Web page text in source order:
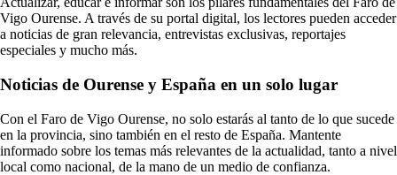
Vigo Ourense. A través de su portal digital, los lectores pueden acceder
a noticias de gran relevancia, entrevistas exclusivas, reportajes
especiales y mucho más.
Noticias de Ourense y España en un solo lugar
Con el Faro de Vigo Ourense, no solo estarás al tanto de lo que sucede
en la provincia, sino también en el resto de España. Mantente
informado sobre los temas más relevantes de la actualidad, tanto a nivel
local como nacional, de la mano de un medio de confianza.